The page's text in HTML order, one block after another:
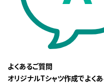
よくあるご質問
オリジナルTシャツ作成でよく